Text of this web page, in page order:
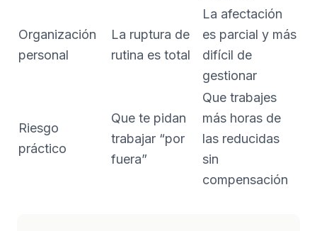
Organización
personal
La ruptura de
rutina es total
La afectación
es parcial y más
difícil de
gestionar
Riesgo
práctico
Que te pidan
trabajar “por
fuera”
Que trabajes
más horas de
las reducidas
sin
compensación